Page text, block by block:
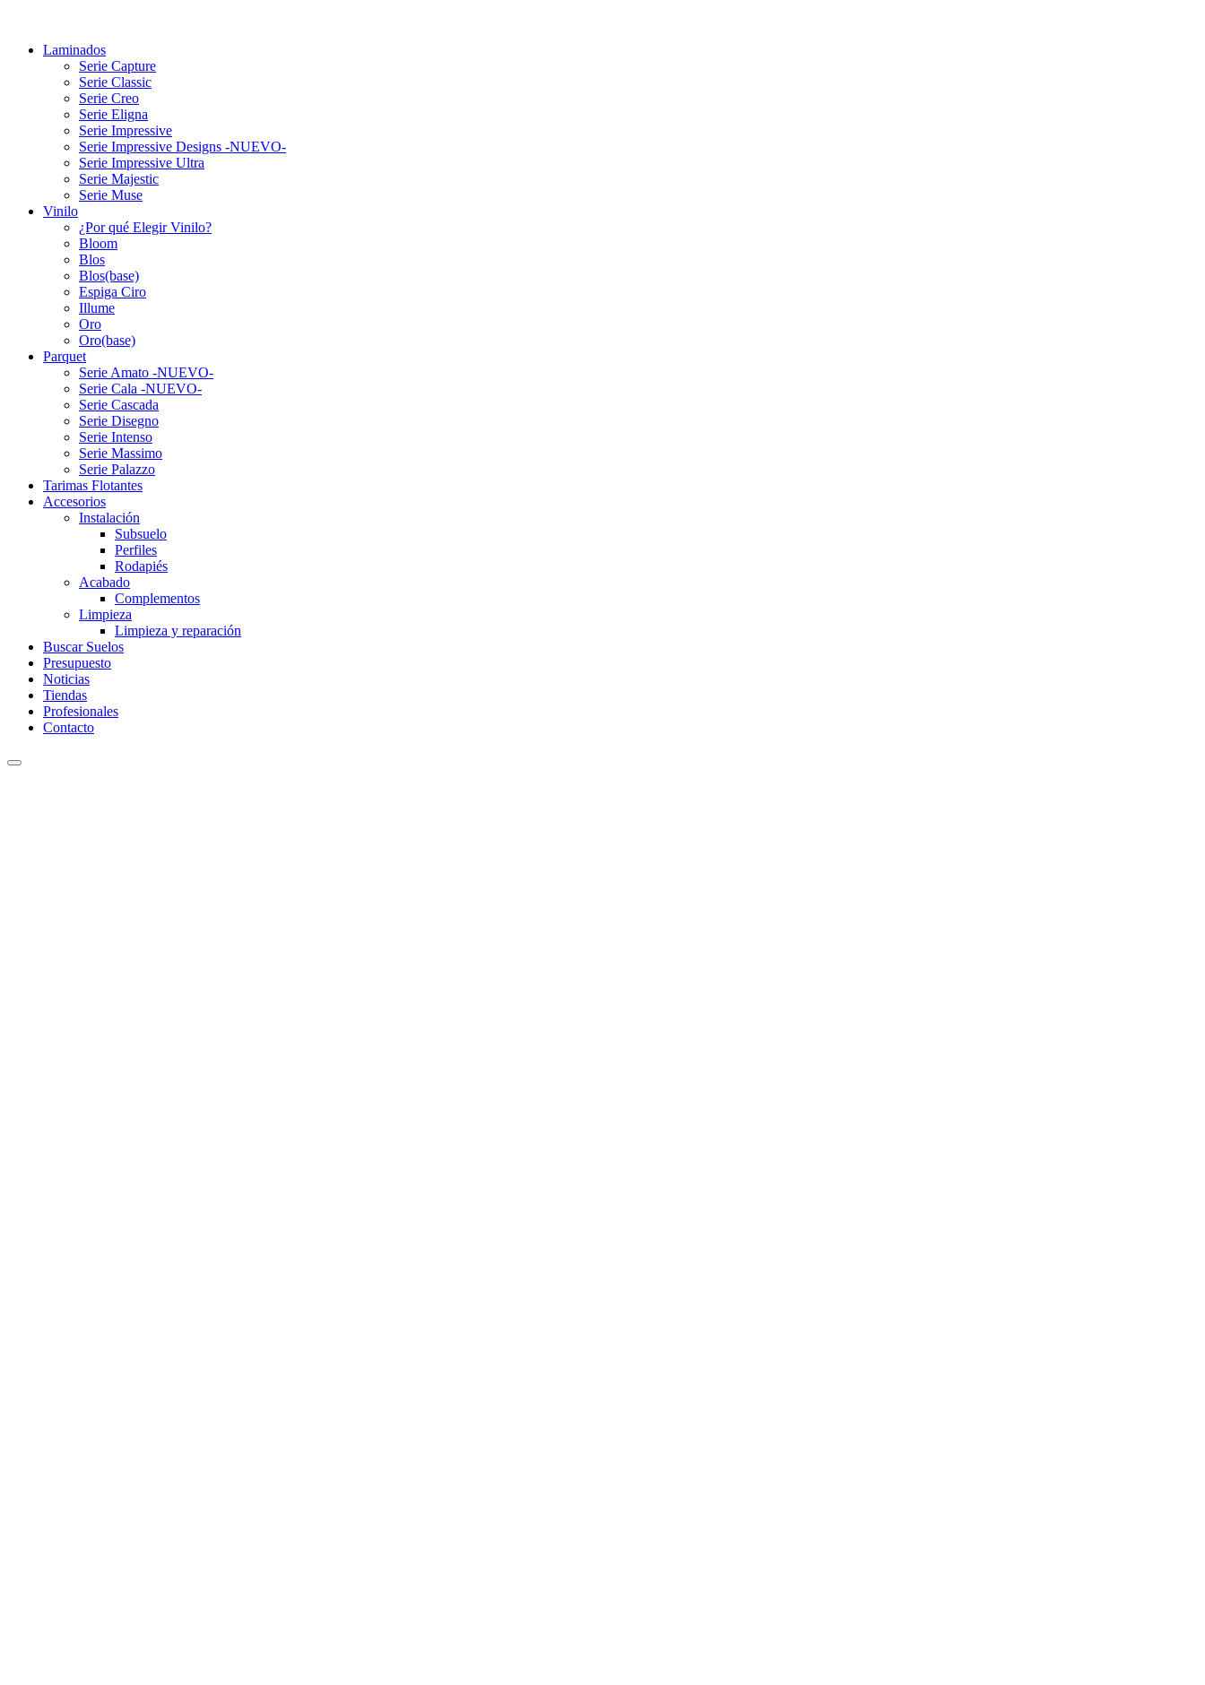
Laminados
Serie Capture
Serie Classic
Serie Creo
Serie Eligna
Serie Impressive
Serie Impressive Designs -NUEVO-
Serie Impressive Ultra
Serie Majestic
Serie Muse
Vinilo
¿Por qué Elegir Vinilo?
Bloom
Blos
Blos(base)
Espiga Ciro
Illume
Oro
Oro(base)
Parquet
Serie Amato -NUEVO-
Serie Cala -NUEVO-
Serie Cascada
Serie Disegno
Serie Intenso
Serie Massimo
Serie Palazzo
Tarimas Flotantes
Accesorios
Instalación
Subsuelo
Perfiles
Rodapiés
Acabado
Complementos
Limpieza
Limpieza y reparación
Buscar Suelos
Presupuesto
Noticias
Tiendas
Profesionales
Contacto